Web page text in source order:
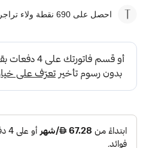
احصل على 690 نقطة ولاء تراجر